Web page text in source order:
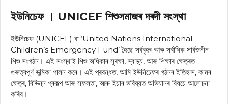
ইউনিচেফ । UNICEF শিশুসমাজৰ দৰদী সংস্থা
ইউনিচেফ (UNICEF) বা ‘United Nations International
Children’s Emergency Fund’ হৈছে সৰ্ববৃহৎ আৰু সৰ্বাধিক সাৰ্বজনীন
শিশু সংগঠন। এই সংস্থাই শিশু অধিকাৰ সুৰক্ষা, স্বাস্থ্য, আৰু শিক্ষাৰ ক্ষেত্ৰত
গুৰুত্বপূৰ্ণ ভূমিকা পালন কৰে। এই প্ৰবন্ধত, আমি ইউনিচেফৰ গঠনৰ ইতিহাস, কামৰ
ক্ষেত্ৰ, বিভিন্ন প্ৰকল্প আৰু সফলতা, আৰু ইয়াৰ ভবিষ্যত অভিযানৰ বিষয়ে আলোচনা
কৰিব।